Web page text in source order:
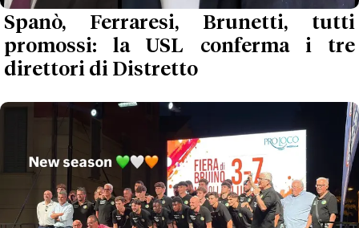
Spanò, Ferraresi, Brunetti, tutti
promossi: la USL conferma i tre
direttori di Distretto